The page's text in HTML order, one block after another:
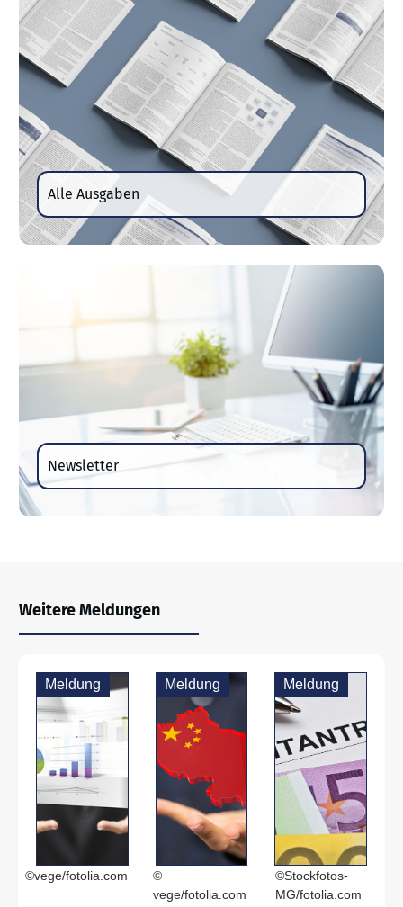
Alle Ausgaben
Newsletter
Weitere Meldungen
Meldung
©vege/fotolia.com
Meldung
©
vege/fotolia.com
Meldung
©Stockfotos-
MG/fotolia.com